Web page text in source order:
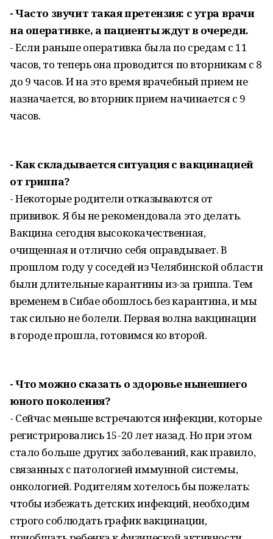
- Часто звучит такая претензия: с утра врачи
на оперативке, а пациенты ждут в очереди.
- Если раньше оперативка была по средам с 11
часов, то теперь она проводится по вторникам с 8
до 9 часов. И на это время врачебный прием не
назначается, во вторник прием начинается с 9
часов.
- Как складывается ситуация с вакцинацией
от гриппа?
- Некоторые родители отказываются от
прививок. Я бы не рекомендовала это делать.
Вакцина сегодня высококачественная,
очищенная и отлично себя оправдывает. В
прошлом году у соседей из Челябинской области
были длительные карантины из-за гриппа. Тем
временем в Сибае обо­шлось без карантина, и мы
так сильно не болели. Первая волна вакцинации
в городе прошла, готовимся ко второй.
- Что можно сказать о здоровье нынешнего
юного поколения?
- Сейчас меньше встречаются инфекции, которые
регистрировались 15-20 лет назад. Но при этом
стало больше других заболеваний, как правило,
связанных с патологией иммунной системы,
онкологией. Родителям хотелось бы пожелать:
чтобы избежать детских инфекций, необходим
строго соблюдать график вакцинации,